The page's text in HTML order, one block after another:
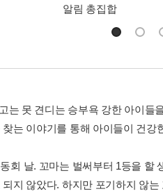
알림 총집합
는 못 견디는 승부욕 강한 아이
는 이야기를 통해 아이들이 건강
회 날. 꼬마는 벌써부터 1등을 할
지 않았다. 하지만 포기하지 않